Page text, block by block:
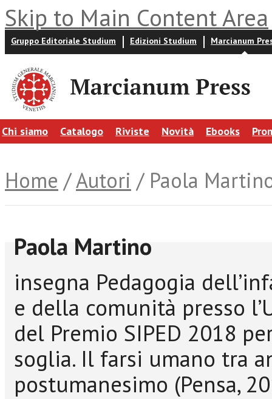
Skip to Main Content Area
Gruppo Editoriale Studium Edizioni Studium Marcianum
Chi siamo Catalogo Riviste Novità Ebooks
Home /Autori / Paola
Paola Martino
insegna Pedagogia
e della comunità presso
del Premio SIPED 2018
soglia. Il farsi umano tra
postumanesimo (Pensa,